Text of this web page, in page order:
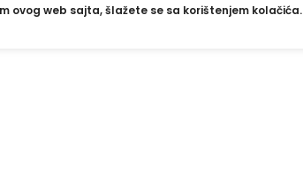
ovog web sajta, šlažete se sa korištenjem kolačića.